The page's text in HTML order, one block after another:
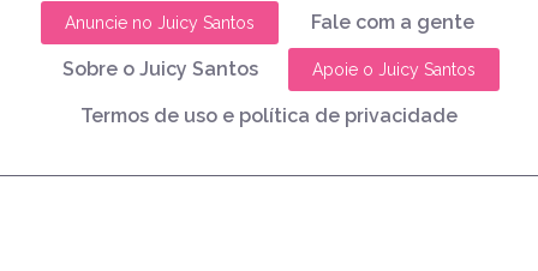
Anuncie no Juicy Santos Fale com a gente
Sobre o Juicy Santos Apoie o Juicy Santos
Termos de uso e política de privacidade